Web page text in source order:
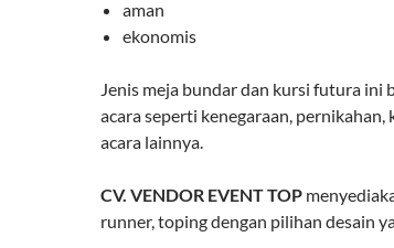
aman
ekonomis
Jenis meja bundar dan kursi futura ini
acara seperti kenegaraan,
acara lainnya.
CV. VENDOR EVENT TOP
runner, toping dengan pilihan desain